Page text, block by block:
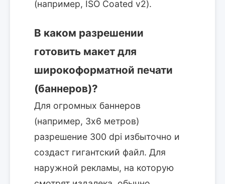
(например, ISO Coated v2).
В каком разрешении
готовить макет для
широкоформатной печати
(баннеров)?
Для огромных баннеров
(например, 3х6 метров)
разрешение 300 dpi избыточно и
создаст гигантский файл. Для
наружной рекламы, на которую